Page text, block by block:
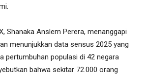
Shanaka Anslem Perera, menanggapi
menunjukkan data sensus 2025 yang
pertumbuhan populasi di 42 negara
bahwa sekitar 72.000 orang